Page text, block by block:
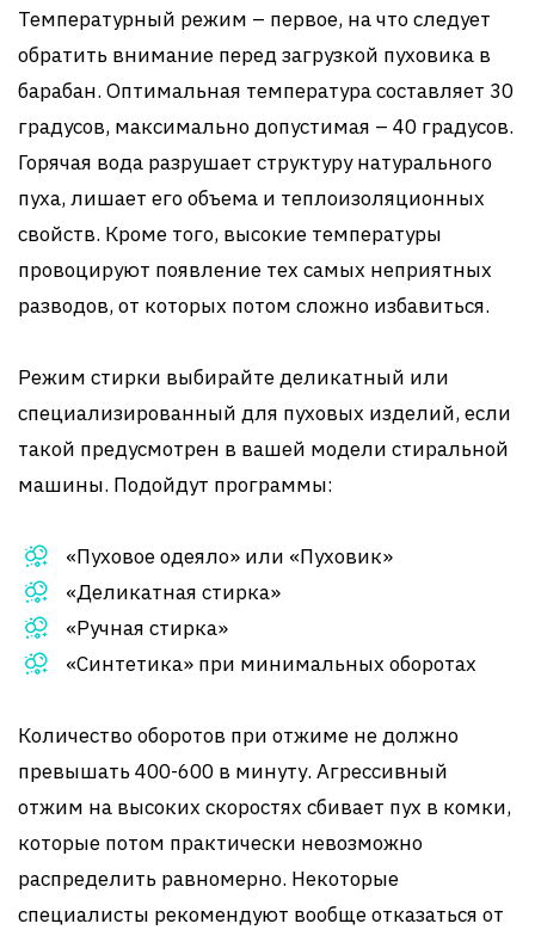
Температурный режим – первое, на что следует
обратить внимание перед загрузкой пуховика в
барабан. Оптимальная температура составляет 30
градусов, максимально допустимая – 40 градусов.
Горячая вода разрушает структуру натурального
пуха, лишает его объема и теплоизоляционных
свойств. Кроме того, высокие температуры
провоцируют появление тех самых неприятных
разводов, от которых потом сложно избавиться.
Режим стирки выбирайте деликатный или
специализированный для пуховых изделий, если
такой предусмотрен в вашей модели стиральной
машины. Подойдут программы:
«Пуховое одеяло» или «Пуховик»
«Деликатная стирка»
«Ручная стирка»
«Синтетика» при минимальных оборотах
Количество оборотов при отжиме не должно
превышать 400-600 в минуту. Агрессивный
отжим на высоких скоростях сбивает пух в комки,
которые потом практически невозможно
распределить равномерно. Некоторые
специалисты рекомендуют вообще отказаться от